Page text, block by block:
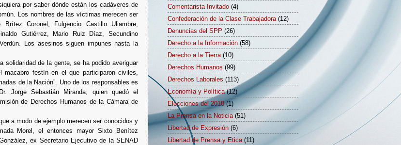
por saber dónde están los cadáveres de
Los nombres de las víctimas merecen ser
Coronel, Fulgencio Castillo Uliambre,
Gutiérrez, Mario Ruiz Díaz, Secundino
Los asesinos siguen impunes hasta la
solidaridad de la gente, se ha podido averiguar
macabro festín en el que participaron civiles,
de la Nación”. Uno de los responsables es
Jorge Sebastián Miranda, quien quedó el
de Derechos Humanos de la Cámara de
a modo de ejemplo merecen ser conocidos y
Morel, el entonces mayor Sixto Benítez
ex Secretario Ejecutivo de la SENAD
Comentarista Invitado (4)
Confederación de la Clase Trabajadora (12)
Denuncias del SPP (26)
Derecho a la Información (58)
Derecho a la Tierra (10)
Derechos Humanos (99)
Derechos Laborales (113)
Economía y Política (12)
Elecciones del 2018 (1)
La Prensa en la Noticia (51)
Libertad de Expresión (6)
Libertad de Prensa y Etica (11)